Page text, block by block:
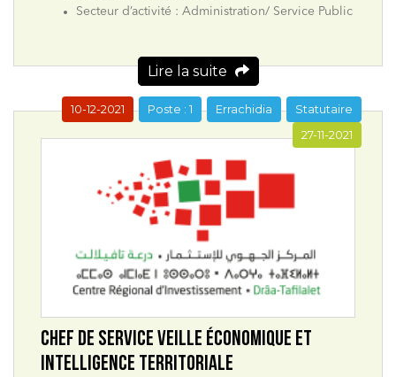
Secteur d’activité : Administration/ Service Public
Lire la suite
CHEF DE SERVICE VEILLE ÉCONOMIQUE ET
INTELLIGENCE TERRITORIALE
Statutaire
Errachidia
Poste : 1
10-12-2021
27-11-2021